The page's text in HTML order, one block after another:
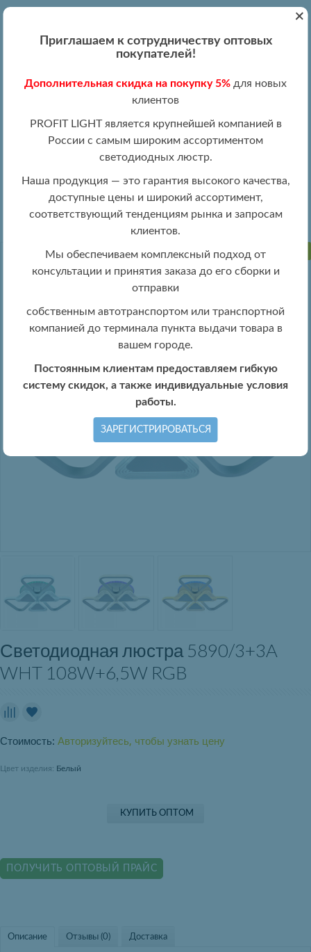
Регистрация
ПН-ПТ 09:00 - 19:00
info@profitlight.ru
Люстры оптом » Люстры LED оптом » 5890/3+3A WHT
РАСПРОДАЖА
Светодиодная люстра 5890/3+3A
WHT 108W+6,5W RGB
Стоимость: Авторизуйтесь, чтобы узнать цену
Цвет изделия: Белый
КУПИТЬ ОПТОМ
ПОЛУЧИТЬ ОПТОВЫЙ ПРАЙС
Описание Отзывы (0) Доставка
+
Приглашаем к сотрудничеству оптовых
покупателей!
Дополнительная скидка на покупку 5% для новых
клиентов
PROFIT LIGHT является крупнейшей компанией в
России с самым широким ассортиментом
светодиодных люстр.
Наша продукция — это гарантия высокого качества,
доступные цены и широкий ассортимент,
соответствующий тенденциям рынка и запросам
клиентов.
Мы обеспечиваем комплексный подход от
консультации и принятия заказа до его сборки и
отправки
собственным автотранспортом или транспортной
компанией до терминала пункта выдачи товара в
вашем городе.
Постоянным клиентам предоставляем гибкую
систему скидок, а также индивидуальные условия
работы.
ЗАРЕГИСТРИРОВАТЬСЯ